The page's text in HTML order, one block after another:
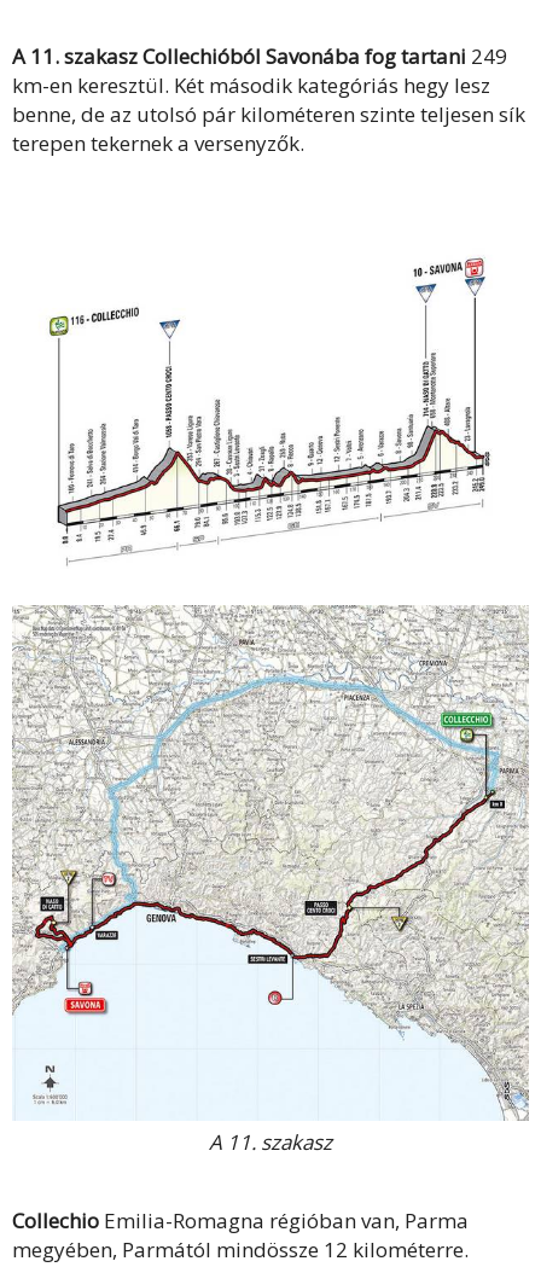
A 11. szakasz Collechióból Savonába fog tartani 249
km-en keresztül. Két második kategóriás hegy lesz
benne, de az utolsó pár kilométeren szinte teljesen sík
terepen tekernek a versenyzők.
A 11. szakasz
Collechio Emilia-Romagna régióban van, Parma
megyében, Parmától mindössze 12 kilométerre.